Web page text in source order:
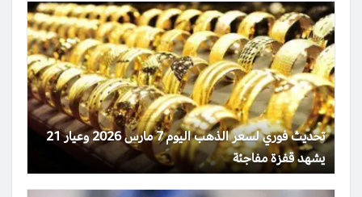
تحديث فوري لسعر الذهب اليوم 7 مارس 2026 وعيار 21
يشهد قفزة مفاجئة